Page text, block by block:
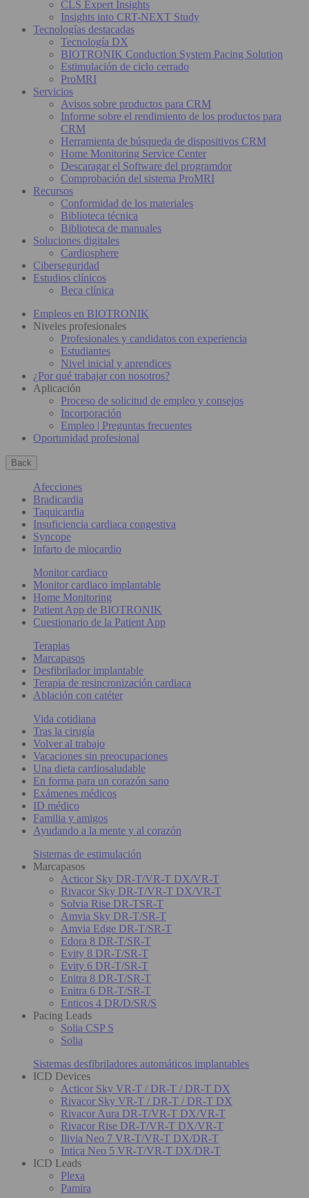
CLS Expert Insights
Insights into CRT-NEXT Study
Tecnologías destacadas
Tecnología DX
BIOTRONIK Conduction System Pacing Solution
Estimulación de ciclo cerrado
ProMRI
Servicios
Avisos sobre productos para CRM
Informe sobre el rendimiento de los productos para
CRM
Herramienta de búsqueda de dispositivos CRM
Home Monitoring Service Center
Descaragar el Software del programdor
Comprobación del sistema ProMRI
Recursos
Conformidad de los materiales
Biblioteca técnica
Biblioteca de manuales
Soluciones digitales
Cardiosphere
Ciberseguridad
Estudios clínicos
Beca clínica
Empleos en BIOTRONIK
Niveles profesionales
Profesionales y candidatos con experiencia
Estudiantes
Nivel inicial y aprendices
¿Por qué trabajar con nosotros?
Aplicación
Proceso de solicitud de empleo y consejos
Incorporación
Empleo | Preguntas frecuentes
Oportunidad profesional
Back
Afecciones
Bradicardia
Taquicardia
Insuficiencia cardiaca congestiva
Syncope
Infarto de miocardio
Monitor cardiaco
Monitor cardiaco implantable
Home Monitoring
Patient App de BIOTRONIK
Cuestionario de la Patient App
Terapias
Marcapasos
Desfibrilador implantable
Terapia de resincronización cardiaca
Ablación con catéter
Vida cotidiana
Tras la cirugía
Volver al trabajo
Vacaciones sin preocupaciones
Una dieta cardiosaludable
En forma para un corazón sano
Exámenes médicos
ID médico
Familia y amigos
Ayudando a la mente y al corazón
Sistemas de estimulación
Marcapasos
Acticor Sky DR-T/VR-T DX/VR-T
Rivacor Sky DR-T/VR-T DX/VR-T
Solvia Rise DR-TSR-T
Amvia Sky DR-T/SR-T
Amvia Edge DR-T/SR-T
Edora 8 DR-T/SR-T
Evity 8 DR-T/SR-T
Evity 6 DR-T/SR-T
Enitra 8 DR-T/SR-T
Enitra 6 DR-T/SR-T
Enticos 4 DR/D/SR/S
Pacing Leads
Solia CSP S
Solia
Sistemas desfibriladores automáticos implantables
ICD Devices
Acticor Sky VR-T / DR-T / DR-T DX
Rivacor Sky VR-T / DR-T / DR-T DX
Rivacor Aura DR-T/VR-T DX/VR-T
Rivacor Rise DR-T/VR-T DX/VR-T
Ilivia Neo 7 VR-T/VR-T DX/DR-T
Intica Neo 5 VR-T/VR-T DX/DR-T
ICD Leads
Plexa
Pamira